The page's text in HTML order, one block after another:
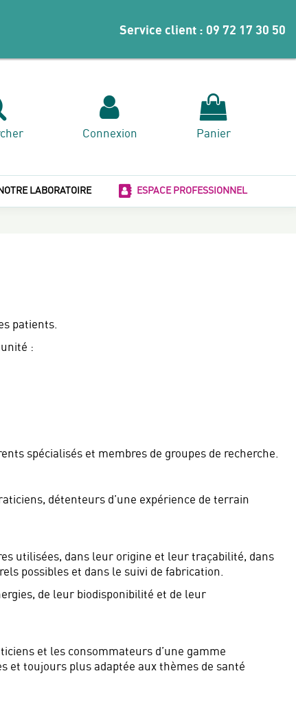
Service client : 09 72 17 30 50
Connexion Panier
LABORATOIRE ESPACE PROFESSIONNEL
patients.
:
spécialisés et membres de groupes de recherche.
détenteurs d’une expérience de terrain
utilisées, dans leur origine et leur traçabilité, dans
possibles et dans le suivi de fabrication.
de leur biodisponibilité et de leur
et les consommateurs d’une gamme
et toujours plus adaptée aux thèmes de santé